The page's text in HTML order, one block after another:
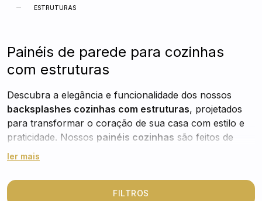
ESTRUTURAS
Painéis de parede para cozinhas
com estruturas
Descubra a elegância e funcionalidade dos nossos
backsplashes cozinhas com estruturas, projetados
para transformar o coração de sua casa com estilo e
praticidade. Nossos painéis cozinhas são feitos de
elegantes painéis de vidro
duradouro. Explore nossa coleção depainéis para
cozinhas com estruturasque combinam modernidade
ler mais
FILTROS